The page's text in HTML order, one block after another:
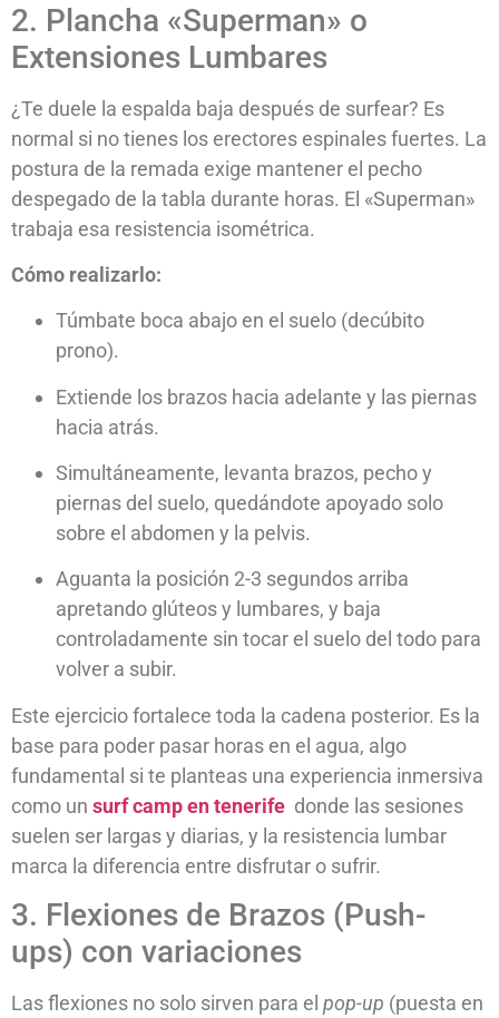
2. Plancha «Superman» o
Extensiones Lumbares
¿Te duele la espalda baja después de surfear? Es
normal si no tienes los erectores espinales fuertes. La
postura de la remada exige mantener el pecho
despegado de la tabla durante horas. El «Superman»
trabaja esa resistencia isométrica.
Cómo realizarlo:
Túmbate boca abajo en el suelo (decúbito
prono).
Extiende los brazos hacia adelante y las piernas
hacia atrás.
Simultáneamente, levanta brazos, pecho y
piernas del suelo, quedándote apoyado solo
sobre el abdomen y la pelvis.
Aguanta la posición 2-3 segundos arriba
apretando glúteos y lumbares, y baja
controladamente sin tocar el suelo del todo para
volver a subir.
Este ejercicio fortalece toda la cadena posterior. Es la
base para poder pasar horas en el agua, algo
fundamental si te planteas una experiencia inmersiva
como un surf camp en tenerife donde las sesiones
suelen ser largas y diarias, y la resistencia lumbar
marca la diferencia entre disfrutar o sufrir.
3. Flexiones de Brazos (Push-
ups) con variaciones
Las flexiones no solo sirven para el pop-up (puesta en